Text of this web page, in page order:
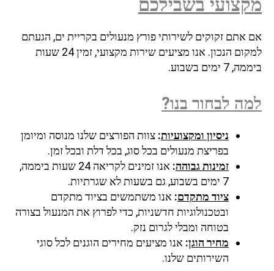
מקצועי בשבילכם
אם אתם זקוקים לשירותי פורץ מנעולים בקריית ים, הגעתם
למקום הנכון. אנו מציעים שירות מקצועי, זמין 24 שעות
ביממה, 7 ימים בשבוע.
למה לבחור בנו?
ניסיון ומקצועיות: צוות הפורצים שלנו מנוסה ומיומן
בפריצת מנעולים בכל סוג, בכל דלת ובכל זמן.
זמינות גבוהה:
אנו זמינים לקריאה 24 שעות ביממה,
7 ימים בשבוע, גם בשעות לא שגרתיות.
ציוד מתקדם: אנו משתמשים בציוד מתקדם
ובטכנולוגיות חדשניות, כדי לפרוץ את המנעול בצורה
בטוחה ומבלי לגרום נזק.
מחיר הוגן: אנו מציעים מחירים הוגנים לכל סוגי
השירותים שלנו.